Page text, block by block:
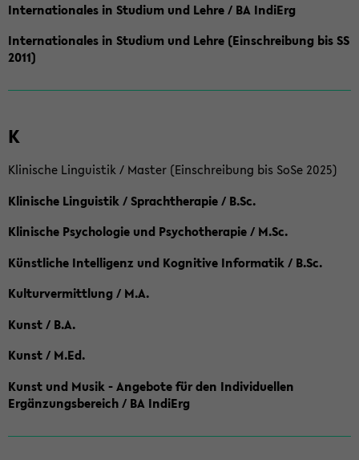
Internationales in Studium und Lehre / BA IndiErg
Internationales in Studium und Lehre (Einschreibung bis SS
2011)
K
Klinische Linguistik / Master (Einschreibung bis SoSe 2025)
Klinische Linguistik / Sprachtherapie / B.Sc.
Klinische Psychologie und Psychotherapie / M.Sc.
Künstliche Intelligenz und Kognitive Informatik / B.Sc.
Kulturvermittlung / M.A.
Kunst / B.A.
Kunst / M.Ed.
Kunst und Musik - Angebote für den Individuellen
Ergänzungsbereich / BA IndiErg